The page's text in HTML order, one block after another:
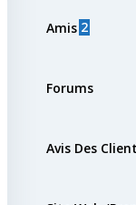
Amis 2
Forums
Avis Des